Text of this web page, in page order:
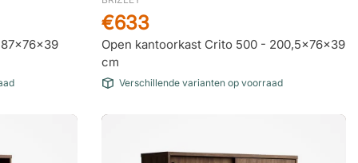
Fantastische ervaring
Karin Wielsma 14 Oktober 2025
Topkwaliteit bureau
R. Bakker 13 Oktober 2025
Open kantoorkast Crito 500 - 200,5x76x39
cm
€633
Verschillende varianten op voorraad